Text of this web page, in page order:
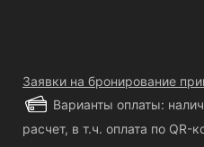
Заявки на бронирование
Варианты оплаты:
расчет, в т.ч. оплата по QR-